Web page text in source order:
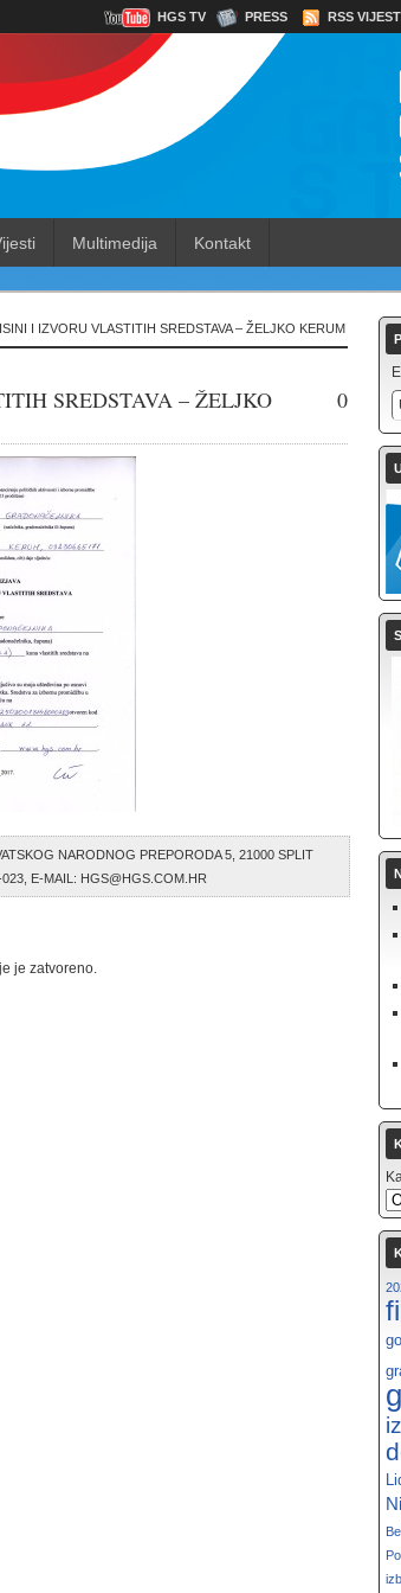
HGS TV PRESS RSS VIJESTI
Multimedija Kontakt
I IZVORU VLASTITIH SREDSTAVA – ŽELJKO KERUM
SREDSTAVA – ŽELJKO
0
NARODNOG PREPORODA 5, 21000 SPLIT
E-MAIL: HGS@HGS.COM.HR
je zatvoreno.